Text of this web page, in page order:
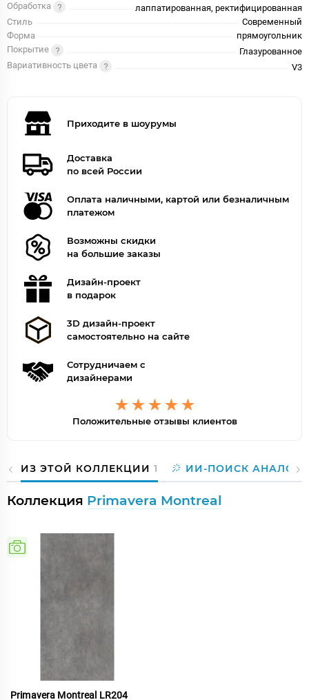
Обработка
лаппатированная, ректифицированная
Стиль
Современный
Форма
прямоугольник
Покрытие
Глазурованное
Вариативность цвета
V3
Приходите в шоурумы
Доставка
по всей России
Оплата наличными, картой или безналичным
платежом
Возможны скидки
на большие заказы
Дизайн-проект
в подарок
3D дизайн-проект
самостоятельно на сайте
Сотрудничаем с
дизайнерами
Положительные отзывы клиентов
ИЗ ЭТОЙ КОЛЛЕКЦИИ 1 ИИ-ПОИСК
Коллекция Primavera Montreal
Primavera Montreal LR204